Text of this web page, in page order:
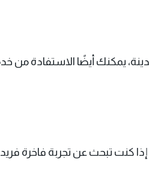
يمكنك أيضًا الاستفادة من
كنت تبحث عن تجربة فاخرة